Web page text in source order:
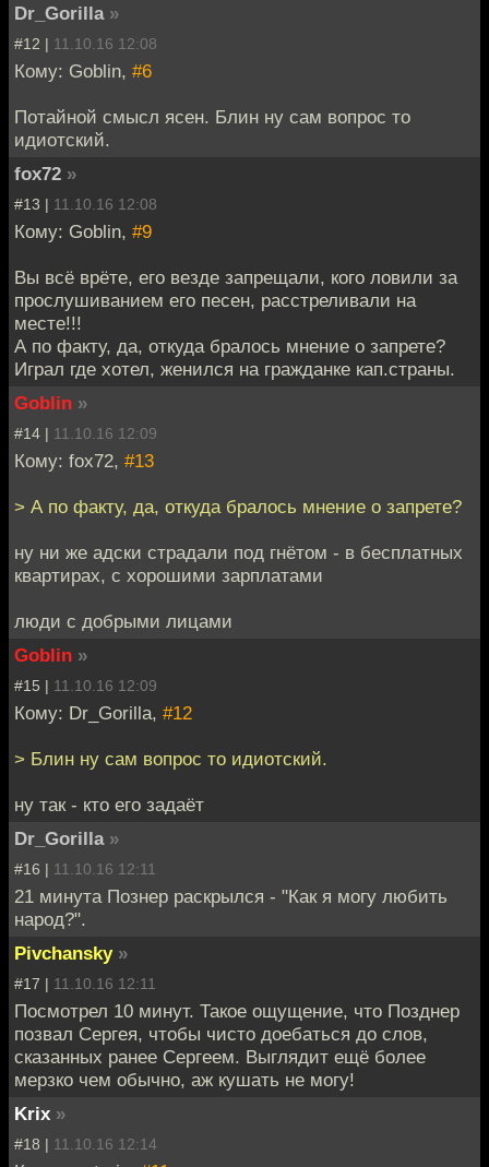
Dr_Gorilla »
#12 | 11.10.16 12:08
Кому: Goblin, #6
Потайной смысл ясен. Блин ну сам вопрос то
идиотский.
fox72 »
#13 | 11.10.16 12:08
Кому: Goblin, #9
Вы всё врёте, его везде запрещали, кого ловили за
прослушиванием его песен, расстреливали на
месте!!!
А по факту, да, откуда бралось мнение о запрете?
Играл где хотел, женился на гражданке кап.страны.
Goblin »
#14 | 11.10.16 12:09
Кому: fox72, #13
> А по факту, да, откуда бралось мнение о запрете?
ну ни же адски страдали под гнётом - в бесплатных
квартирах, с хорошими зарплатами
люди с добрыми лицами
Goblin »
#15 | 11.10.16 12:09
Кому: Dr_Gorilla, #12
> Блин ну сам вопрос то идиотский.
ну так - кто его задаёт
Dr_Gorilla »
#16 | 11.10.16 12:11
21 минута Познер раскрылся - "Как я могу любить
народ?".
Pivchansky »
#17 | 11.10.16 12:11
Посмотрел 10 минут. Такое ощущение, что Позднер
позвал Сергея, чтобы чисто доебаться до слов,
сказанных ранее Сергеем. Выглядит ещё более
мерзко чем обычно, аж кушать не могу!
Krix »
#18 | 11.10.16 12:14